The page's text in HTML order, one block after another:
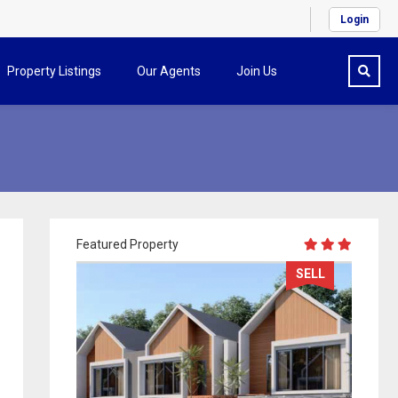
Login
Property Listings Our Agents Join Us
Featured Property
SELL